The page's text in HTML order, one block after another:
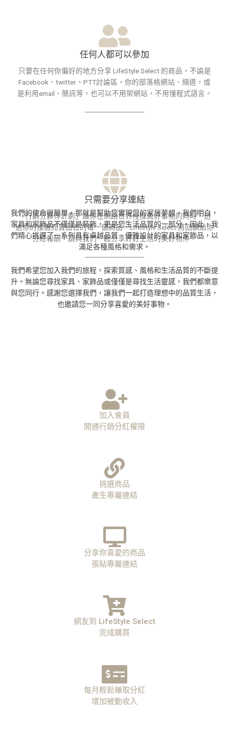
任何人都可以參加
只要在任何你偏好的地方分享 LifeStyle Select 的商品，不論是
Facebook、twitter、PTT討論區，你的部落格網站、頻道，或
是利用email、簡訊等，也可以不用架網站，不用懂程式語言。
只需要分享連結
「行銷分夥伴計劃」讓你在網路世界裡推薦好事物的同時，透
過你的推薦而賣出去的每一個商品，LifeStyle Select 將回饋給你
分紅報酬，請與我們一起分享好好生活的美好物件。
我們的使命很簡單，那就是幫助您實現您的家居夢想。我們明白，
家具和家飾品不僅僅是裝飾，更是您生活品質的一部分。因此，我
們精心挑選了一系列具有卓越品質、優雅設計的家具和家飾品，以
滿足各種風格和需求。
我們希望您加入我們的旅程，探索質感、風格和生活品質的不斷提
升。無論您尋找家具、家飾品或僅僅是尋找生活靈感，我們都樂意
與您同行。感謝您選擇我們，讓我們一起打造理想中的品質生活，
也邀請您一同分享喜愛的美好事物。
加入會員
開通行銷分紅權限
挑選商品
產生專屬連結
分享你喜愛的商品
張貼專屬連結
網友到 LifeStyle Select
完成購買
每月輕鬆賺取分紅
增加被動收入